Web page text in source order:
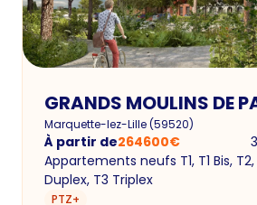
GRANDS MOULINS DE
Marquette-lez-Lille(59520)
À partir de264600€
Appartements neufs T1, T1 Bis,
Duplex, T3 Triplex
PTZ+